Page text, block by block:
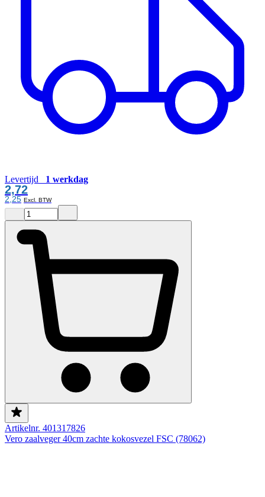
Levertijd 1 werkdag
2,72
2,25
Artikelnr. 401317826
Vero zaalveger 40cm zachte kokosvezel FSC (78062)